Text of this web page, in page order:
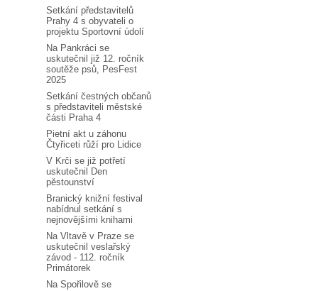
Setkání představitelů
Prahy 4 s obyvateli o
projektu Sportovní údolí
Na Pankráci se
uskutečnil již 12. ročník
soutěže psů, PesFest
2025
Setkání čestných občanů
s představiteli městské
části Praha 4
Pietní akt u záhonu
Čtyřiceti růží pro Lidice
V Krči se již potřetí
uskutečnil Den
pěstounství
Branický knižní festival
nabídnul setkání s
nejnovějšími knihami
Na Vltavě v Praze se
uskutečnil veslařský
závod - 112. ročník
Primátorek
Na Spořilově se